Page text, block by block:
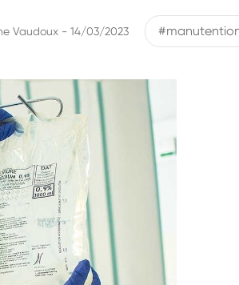
Vaudoux - 14/03/2023